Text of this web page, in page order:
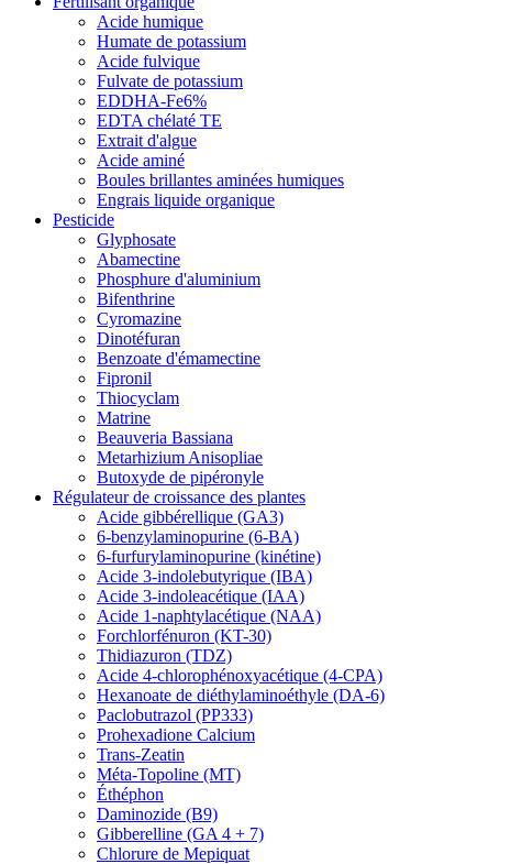
Acide humique
Humate de potassium
Acide fulvique
Fulvate de potassium
EDDHA-Fe6%
EDTA chélaté TE
Extrait d'algue
Acide aminé
Boules brillantes aminées humiques
Engrais liquide organique
Pesticide
Glyphosate
Abamectine
Phosphure d'aluminium
Bifenthrine
Cyromazine
Dinotéfuran
Benzoate d'émamectine
Fipronil
Thiocyclam
Matrine
Beauveria Bassiana
Metarhizium Anisopliae
Butoxyde de pipéronyle
Régulateur de croissance des plantes
Acide gibbérellique (GA3)
6-benzylaminopurine (6-BA)
6-furfurylaminopurine (kinétine)
Acide 3-indolebutyrique (IBA)
Acide 3-indoleacétique (IAA)
Acide 1-naphtylacétique (NAA)
Forchlorfénuron (KT-30)
Thidiazuron (TDZ)
Acide 4-chlorophénoxyacétique (4-CPA)
Hexanoate de diéthylaminoéthyle (DA-6)
Paclobutrazol (PP333)
Prohexadione Calcium
Trans-Zeatin
Méta-Topoline (MT)
Éthéphon
Daminozide (B9)
Gibberelline (GA 4 + 7)
Chlorure de Mepiquat